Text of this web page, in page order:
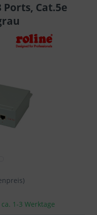
Ports, Cat.5e
1-3 Werktage